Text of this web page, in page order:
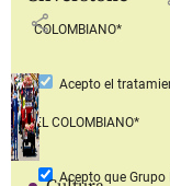
share
COLOMBIANO*
Acepto el
EL COLOMBIANO*
Acepto que Grupo